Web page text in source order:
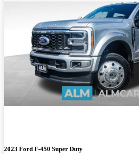
2023 Ford F-450 Super Duty